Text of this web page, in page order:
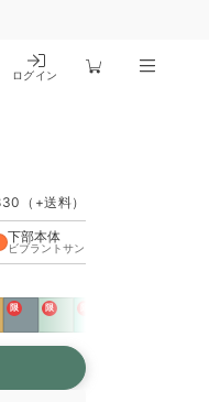
ログイン
下部本体
ビブラントサン
限 限
（+送料）